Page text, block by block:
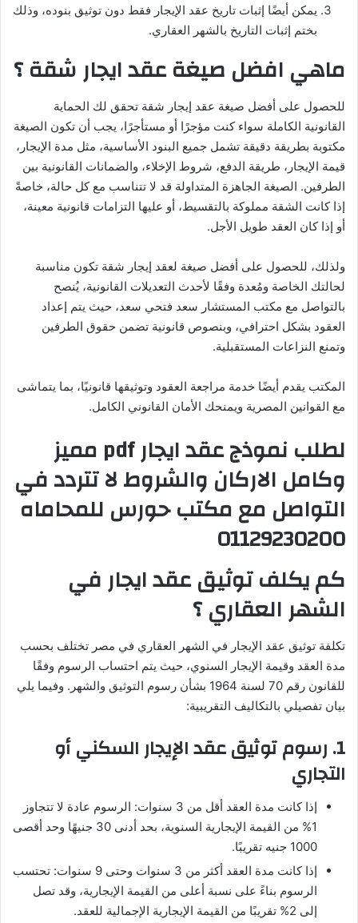
يمكن أيضًا إثبات تاريخ عقد الإيجار فقط دون توثيق بنوده، وذلك
بختم إثبات التاريخ بالشهر العقاري.
ماهي افضل صيغة عقد ايجار شقة ؟
للحصول على أفضل صيغة عقد إيجار شقة تحقق لك الحماية
القانونية الكاملة سواء كنت مؤجرًا أو مستأجرًا، يجب أن تكون الصيغة
مكتوبة بطريقة دقيقة تشمل جميع البنود الأساسية، مثل مدة الإيجار،
قيمة الإيجار، طريقة الدفع، شروط الإخلاء، والضمانات القانونية بين
الطرفين. الصيغة الجاهزة المتداولة قد لا تتناسب مع كل حالة، خاصةً
إذا كانت الشقة مملوكة بالتقسيط، أو عليها التزامات قانونية معينة،
أو إذا كان العقد طويل الأجل.
ولذلك، للحصول على أفضل صيغة لعقد إيجار شقة تكون مناسبة
لحالتك الخاصة ومُعدة وفقًا لأحدث التعديلات القانونية، يُنصح
بالتواصل مع مكتب المستشار سعد فتحي سعد، حيث يتم إعداد
العقود بشكل احترافي، وبنصوص قانونية تضمن حقوق الطرفين
وتمنع النزاعات المستقبلية.
المكتب يقدم أيضًا خدمة مراجعة العقود وتوثيقها قانونيًا، بما يتماشى
مع القوانين المصرية ويمنحك الأمان القانوني الكامل.
لطلب نموذج عقد ايجار pdf مميز
وكامل الاركان والشروط لا تتردد في
التواصل مع مكتب حورس للمحاماه
01129230200
كم يكلف توثيق عقد ايجار في
الشهر العقاري ؟
تكلفة توثيق عقد الإيجار في الشهر العقاري في مصر تختلف بحسب
مدة العقد وقيمة الإيجار السنوي، حيث يتم احتساب الرسوم وفقًا
للقانون رقم 70 لسنة 1964 بشأن رسوم التوثيق والشهر. وفيما يلي
بيان تفصيلي بالتكاليف التقريبية:
1. رسوم توثيق عقد الإيجار السكني أو
التجاري
إذا كانت مدة العقد أقل من 3 سنوات: الرسوم عادة لا تتجاوز
1% من القيمة الإيجارية السنوية، بحد أدنى 30 جنيهًا وحد أقصى
1000 جنيه تقريبًا.
إذا كانت مدة العقد أكثر من 3 سنوات وحتى 9 سنوات: تحتسب
الرسوم بناءً على نسبة أعلى من القيمة الإيجارية، وقد تصل
إلى 2% تقريبًا من القيمة الإيجارية الإجمالية للعقد.